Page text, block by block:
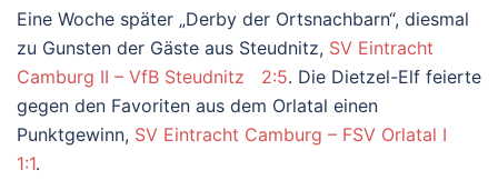
Eine Woche später „Derby der Ortsnachbarn“, diesmal
zu Gunsten der Gäste aus Steudnitz, SV Eintracht
Camburg II – VfB Steudnitz 2:5. Die Dietzel-Elf feierte
gegen den Favoriten aus dem Orlatal einen
Punktgewinn, SV Eintracht Camburg – FSV Orlatal I
1:1.